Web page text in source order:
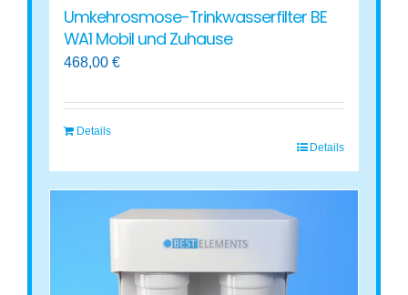
Umkehrosmose-Trinkwasserfilter BE
WA1 Mobil und Zuhause
468,00€
Details
Details